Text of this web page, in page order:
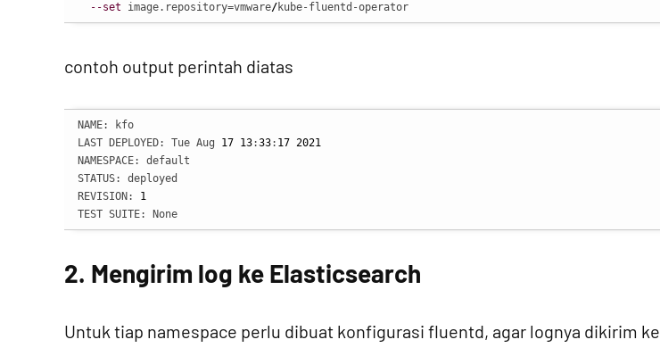
--set image.repository=vmware/kube-fluentd-operator
contoh output perintah diatas
NAME: kfo
LAST DEPLOYED: Tue Aug 17 13:33: 17 2021
NAMESPACE: default
STATUS: deployed
REVISION: 1
TEST SUITE: None
2. Mengirim log ke Elasticsearch
Untuk tiap namespace perlu dibuat konfigurasi fluentd, agar lognya dikirim ke